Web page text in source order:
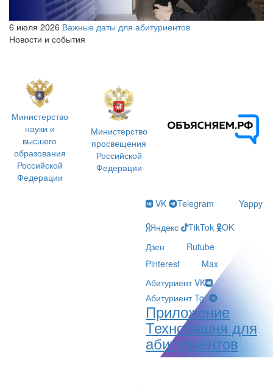
6 июля 2026 Важные даты для абитуриентов
Новости и события
Министерство
науки и
высшего
образования
Российской
Федерации
Министерство
просвещения
Российской
Федерации
VK Telegram
Yappy
Яндекс
TikTok
OK
Дзен
Rutube
Pinterest
Max
Абитуриент VK
Абитуриент Tg
Приложение
Технобашня для
абитуриентов